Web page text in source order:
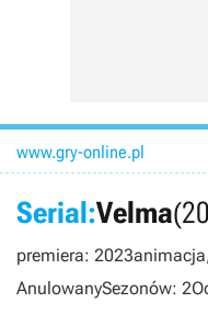
www.gry-online.pl
Serial:Velma
premiera: 2023
AnulowanySezonów: 2